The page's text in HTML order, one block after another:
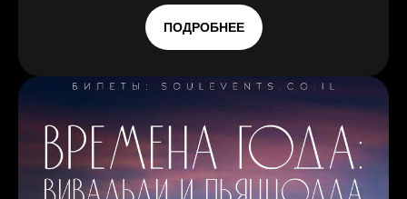
ПОДРОБНЕЕ